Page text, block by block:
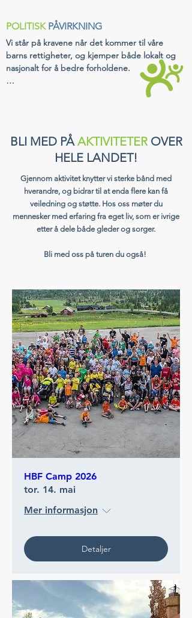
familie, slik at vi sammen kan skape opplevelser
Dette er HBF`s sjel og vårt viktigste virke.
Sammen står vi sterkere.
POLITISKPÅVIRKNING
Vi står på kravene når det kommer til våre
barns rettigheter, og kjemper både lokalt og
nasjonalt for å bedre forholdene.
Om du kjenner deg igjen, og ønsker å
Om du har en sak, eller føler at du ønsker å
er det topp om du tar kontakt via chat-boblen
nederst på skjermen.
BLI MED PÅAKTIVITETEROVER
HELE LANDET!
Gjennom aktivitet knytter vi sterke bånd med
hverandre, og bidrar til at enda flere kan få
veiledning og støtte. Hos oss møter du
mennesker med erfaring fra eget liv, som er ivrige
etter å dele både gleder og sorger.
Bli med oss på turen du også!
HBF Camp 2026
tor. 14. mai
Mer informasjon
Detaljer